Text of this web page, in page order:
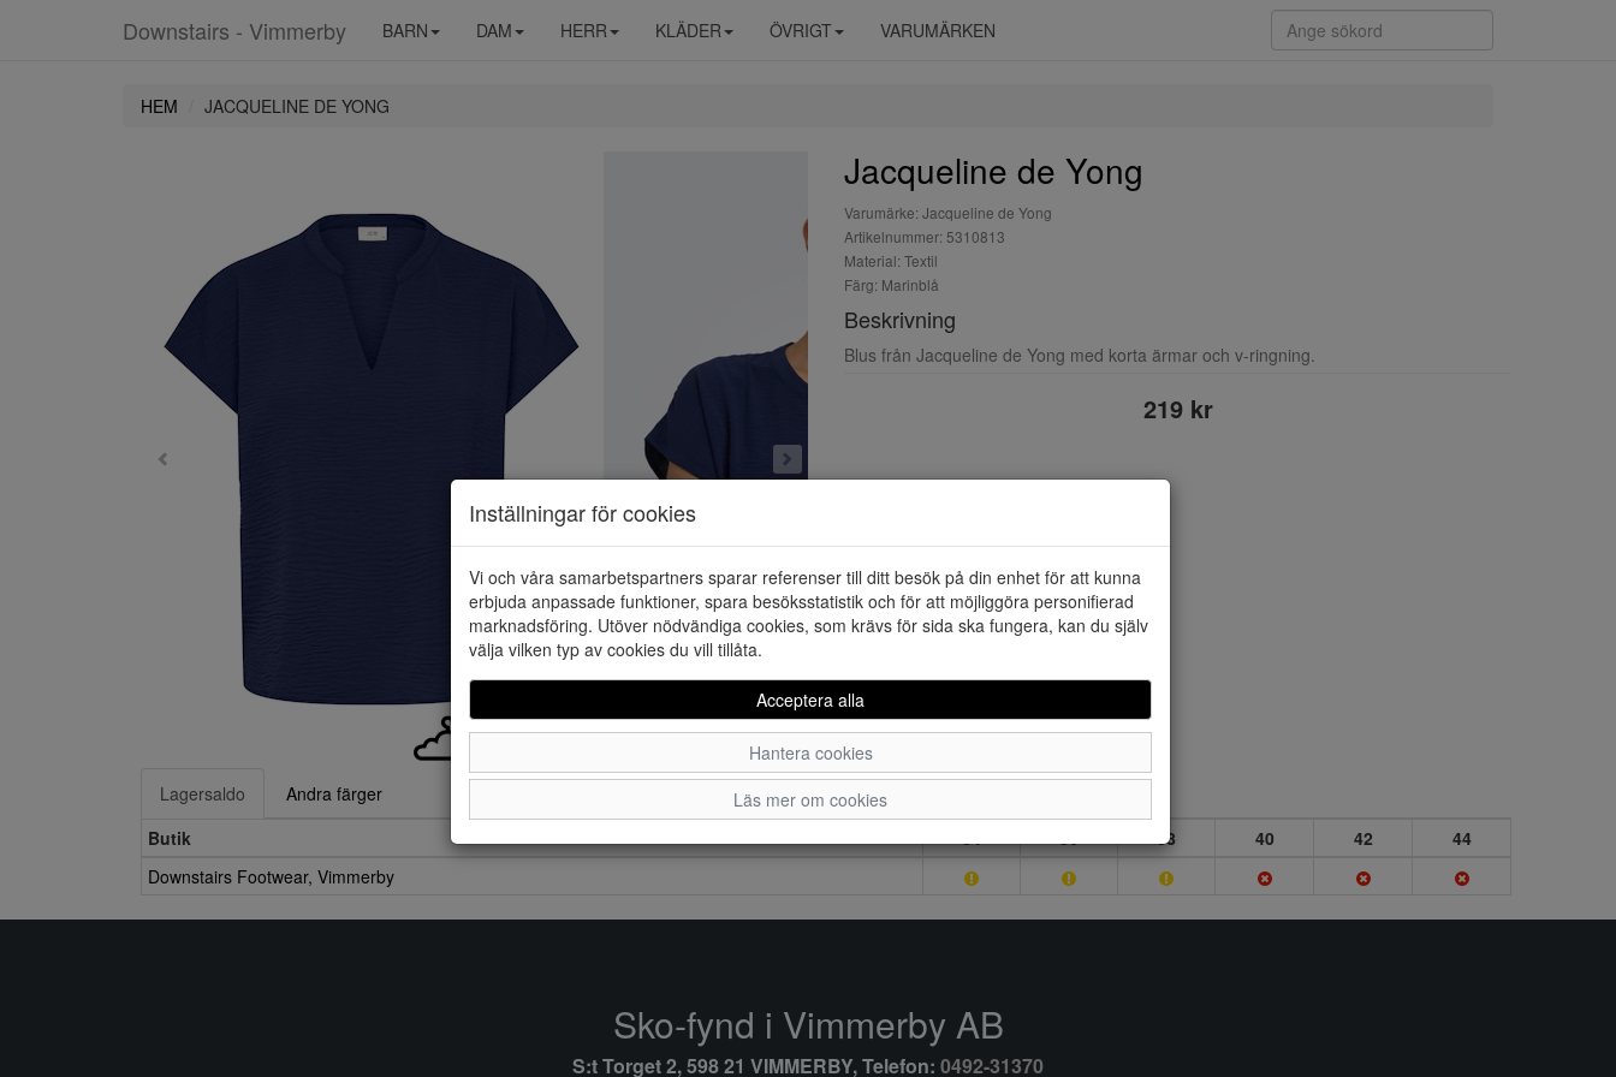
Downstairs - Vimmerby BARN DAM HERR KLÄDER ÖVRIGT VARUMÄRKEN
HEM JACQUELINE DE YONG
Jacqueline de Yong
Varumärke: Jacqueline de Yong
Artikelnummer: 5310813
Material: Textil
Färg: Marinblå
Beskrivning
Blus från Jacqueline de Yong med korta ärmar och v-ringning.
219 kr
Lagersaldo
Andra färger
Butik
34 36 38 40 42
44
Downstairs Footwear, Vimmerby
Inställningar för cookies
Vi och våra samarbetspartners sparar referenser till ditt besök på din enhet för att kunna
erbjuda anpassade funktioner, spara besöksstatistik och för att möjliggöra personifierad
marknadsföring. Utöver nödvändiga cookies, som krävs för sida ska fungera, kan du själv
välja vilken typ av cookies du vill tillåta.
Acceptera alla
Hantera cookies
Läs mer om cookies
Sko-fynd i Vimmerby AB
S:t Torget 2, 598 21 VIMMERBY, Telefon: 0492-31370